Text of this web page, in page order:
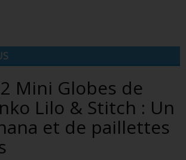
Mini Globes de
Lilo & Stitch : Un
et de paillettes